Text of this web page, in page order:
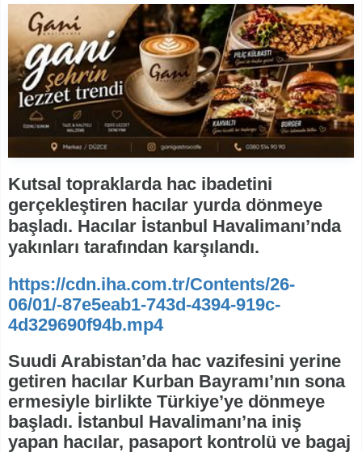
Kutsal topraklarda hac ibadetini
gerçekleştiren hacılar yurda dönmeye
başladı. Hacılar İstanbul Havalimanı’nda
yakınları tarafından karşılandı.
https://cdn.iha.com.tr/Contents/26-
06/01/-87e5eab1-743d-4394-919c-
4d329690f94b.mp4
Suudi Arabistan’da hac vazifesini yerine
getiren hacılar Kurban Bayramı’nın sona
ermesiyle birlikte Türkiye’ye dönmeye
başladı. İstanbul Havalimanı’na iniş
yapan hacılar, pasaport kontrolü ve bagaj